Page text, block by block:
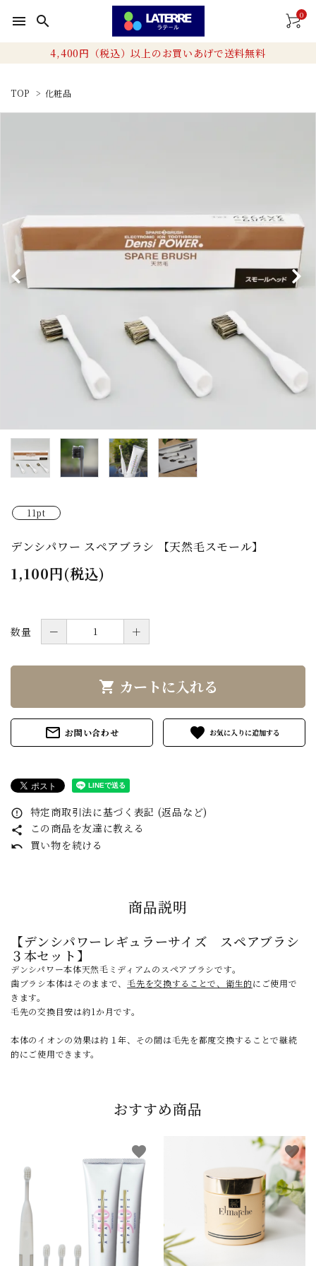
menu search 0
4,400円（税込）以上のお買いあげで送料無料
TOP > 化粧品
11pt
デンシパワー スペアブラシ 【天然毛スモール】
1,100円(税込)
数量 － ＋
shopping_cart カートに入れる
mail_outline お問い合わせ favorite
error_outline 特定商取引法に基づく表記 (返品など)
share この商品を友達に教える
undo 買い物を続ける
商品説明
【デンシパワーレギュラーサイズ スペアブラシ
３本セット】
デンシパワー本体天然毛ミディアムのスペアブラシです。
歯ブラシ本体はそのままで、毛先を交換することで、衛生的にご使用で
きます。
毛先の交換目安は約1か月です。
本体のイオンの効果は約１年、その間は毛先を都度交換することで継続
的にご使用できます。
おすすめ商品
favorite favorite